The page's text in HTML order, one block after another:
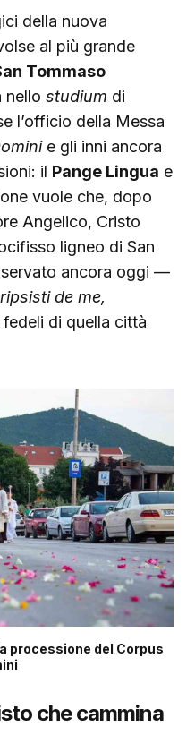
della nuova
al più grande
Tommaso
nello studium di
l’officio della Messa
e gli inni ancora
il Pange Lingua e
vuole che, dopo
Angelico, Cristo
ligneo di San
ancora oggi —
de me,
di quella città
processione del Corpus
che cammina